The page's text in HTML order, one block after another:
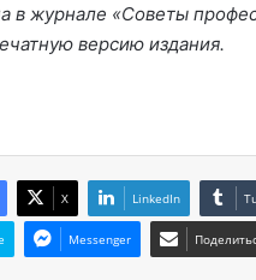
в журнале «Советы
версию издания.
X LinkedIn
Messenger